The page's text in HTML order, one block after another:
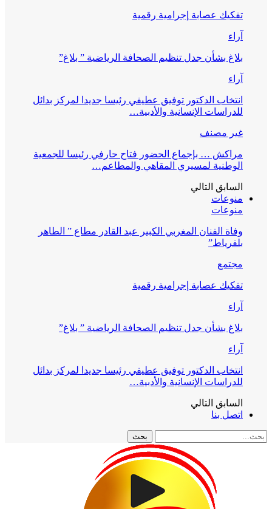
تفكيك عصابة إجرامية رقمية
آراء
بلاغ بشأن جدل تنظيم الصحافة الرياضية ” بلاغ”
آراء
انتخاب الدكتور توفيق عطيفي رئيسا جديدا لمركز بدائل
للدراسات الإنسانية والأدبية…
غير مصنف
مراكش … بإجماع الحضور فتاح حارفي رئيسا للجمعية
الوطنية لمسيري المقاهي والمطاعم…
السابق التالي
منوعات
منوعات
وفاة الفنان المغربي الكبير عبد القادر مطاع ” الطاهر
بلفرياط”
مجتمع
تفكيك عصابة إجرامية رقمية
آراء
بلاغ بشأن جدل تنظيم الصحافة الرياضية ” بلاغ”
آراء
انتخاب الدكتور توفيق عطيفي رئيسا جديدا لمركز بدائل
للدراسات الإنسانية والأدبية…
السابق التالي
اتصل بنا